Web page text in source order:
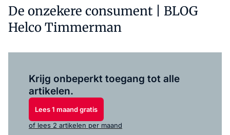
De onzekere consument | BLOG
Helco Timmerman
Krijg onbeperkt toegang tot alle
artikelen.
Lees 1 maand gratis
of lees 2 artikelen per maand